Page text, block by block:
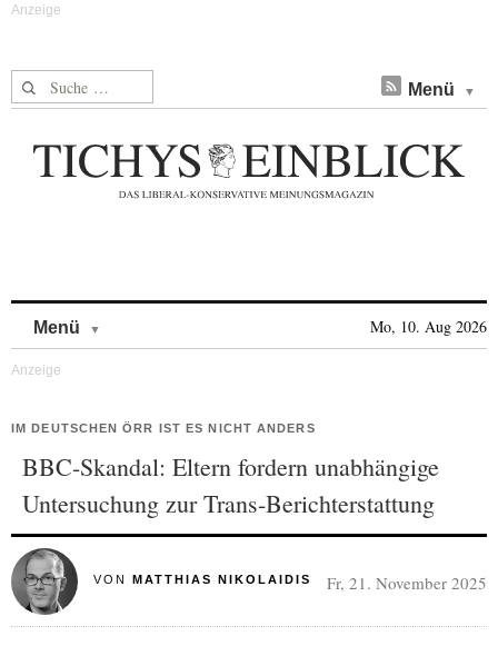
Suche nach: Menü
Menü Mo, 10. Aug 2026
IM DEUTSCHEN ÖRR IST ES NICHT ANDERS
BBC-Skandal: Eltern fordern unabhängige
Untersuchung zur Trans-Berichterstattung
VON MATTHIAS NIKOLAIDIS Fr, 21. November 2025